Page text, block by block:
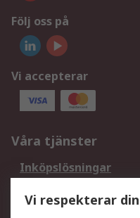
Följ oss på
Vi accepterar
Våra tjänster
Inköpslösningar
DesignSpark
Vi respekterar